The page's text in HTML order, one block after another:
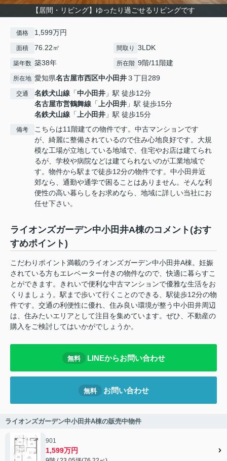
【居間・リビング】ゆったり過ごせるリビングです
価格 1,599万円
面積 76.22㎡ 間取り 3LDK
築年数 築38年 所在階 9階/11階建
所在地 愛知県名古屋市西区中小田井３丁目289
交通 名鉄犬山線 「中小田井 」駅 徒歩12分
名古屋市営鶴舞線 「上小田井 」駅 徒歩15分
名鉄犬山線 「上小田井 」駅 徒歩15分
備考
こちらは11階建ての物件です。中古マンションです
が、綺麗に整備されているので住み心地良好です。大規
模な工場が立地している地域で、住宅やお店は建てられ
るが、学校や病院などは建てられないのが工業地域で
す。物件から駅まで徒歩12分の物件です。中小田井近
郊なら、通勤や通学で困ることはありません。そんな利
便性の高い暮らしをお求めなら、地域に詳しい当社にお
任せ下さい。
ライオンズガーデン中小田井A棟のコメント(おす
すめポイント)
こだわりポイント満載のライオンズガーデン中小田井A棟。妊娠
されている方もエレベーター付きの物件なので、快適に暮らすこ
とができます。きれいで便利な中古マンションで優雅な生活をお
くりましょう。駅まで歩いて行くことのできる、駅徒歩12分の物
件です。交通の利便性に優れ、住み良い環境が整う中小田井周辺
は、住みたいエリアとして注目を集めています。ぜひ、不動産の
購入をご検討してはいかがでしょうか。
無料 LINEからお問い合わせ
無料 お問い合わせ
ライオンズガーデン中小田井A棟の販売中物件
901
1,599万円